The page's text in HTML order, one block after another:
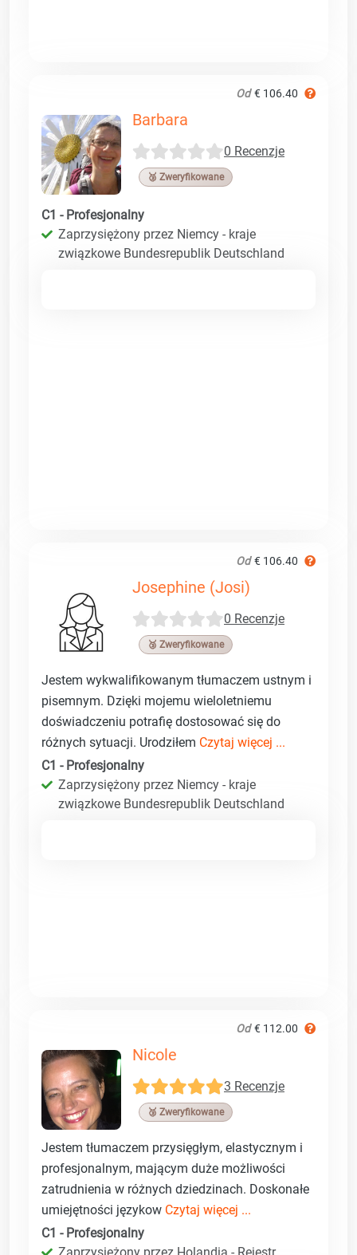
Od € 106.40
Barbara
0 Recenzje
🥉 Zweryfikowane
C1 - Profesjonalny
Zaprzysiężony przez Niemcy - kraje
związkowe Bundesrepublik Deutschland
Od € 106.40
Josephine (Josi)
0 Recenzje
🥉 Zweryfikowane
Jestem wykwalifikowanym tłumaczem ustnym i
pisemnym. Dzięki mojemu wieloletniemu
doświadczeniu potrafię dostosować się do
różnych sytuacji. Urodziłem Czytaj więcej ...
C1 - Profesjonalny
Zaprzysiężony przez Niemcy - kraje
związkowe Bundesrepublik Deutschland
Od € 112.00
Nicole
3 Recenzje
🥉 Zweryfikowane
Jestem tłumaczem przysięgłym, elastycznym i
profesjonalnym, mającym duże możliwości
zatrudnienia w różnych dziedzinach. Doskonałe
umiejętności językow Czytaj więcej ...
C1 - Profesjonalny